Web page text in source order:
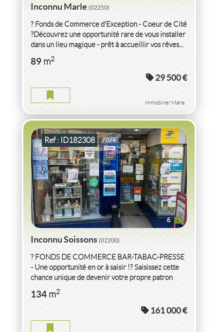
Inconnu Marle(02250)
? Fonds de Commerce d'Exception - Coeur de Cité
?Découvrez une opportunité rare de vous installer
dans un lieu magique - prêt à accueillir vos rêves...
89m2
29 500 €
Immobilier Marle
6
Ref : ID182308
VENTE INCONNUAISNE
INCONNU AISNE
134m2
Inconnu Soissons(02200)
? FONDS DE COMMERCE BAR-TABAC-PRESSE
- Une opportunité en or à saisir !? Saisissez cette
chance unique de devenir votre propre patron
dans un secteur porteur ! Ce fonds...
134m2
161 000 €
VENTE LOCAL COMMERCIAL LOCALAISNE
LOCAL COMMERCIAL LOCAL AISNE
90m2